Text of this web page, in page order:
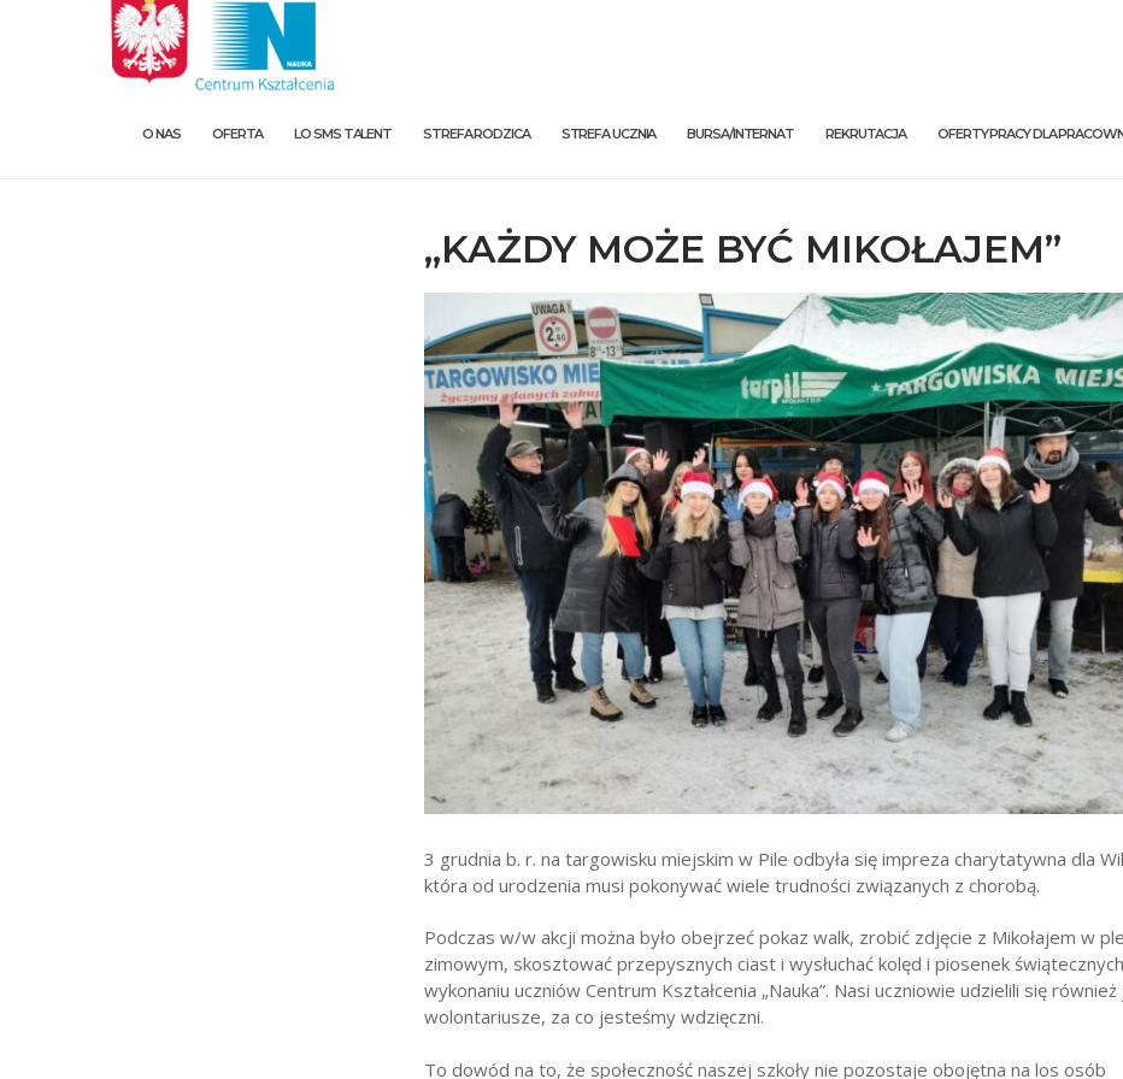
O NAS OFERTA LO SMS TALENT STREFA RODZICA STREFA UCZNIA BURSA/INTERNAT REKRUTACJA OFERTY PRACY DLA
Oferta
LO SMS Talent
Strefa rodzica
Strefa ucznia
Rekrutacja
Oferty pracy dla pracowników
Zadania realizowane z budżetu państwa
„KAŻDY MOŻE BYĆ MIKOŁAJEM”
3 grudnia b. r. na targowisku miejskim w Pile odbyła się impreza charytatywna dla
która od urodzenia musi pokonywać wiele trudności związanych z chorobą.
Podczas w/w akcji można było obejrzeć pokaz walk, zrobić zdjęcie z Mikołajem w
zimowym, skosztować przepysznych ciast i wysłuchać kolęd i piosenek
wykonaniu uczniów Centrum Kształcenia „Nauka”. Nasi uczniowie udzielili się również
wolontariusze, za co jesteśmy wdzięczni.
To dowód na to, że społeczność naszej szkoły nie pozostaje obojętna na los osób